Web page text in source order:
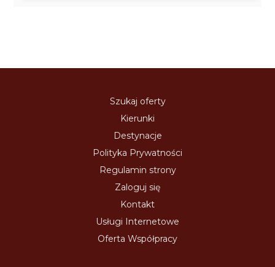
Szukaj oferty
Kierunki
Destynacje
Polityka Prywatności
Regulamin strony
Zaloguj się
Kontakt
Usługi Internetowe
Oferta Współpracy